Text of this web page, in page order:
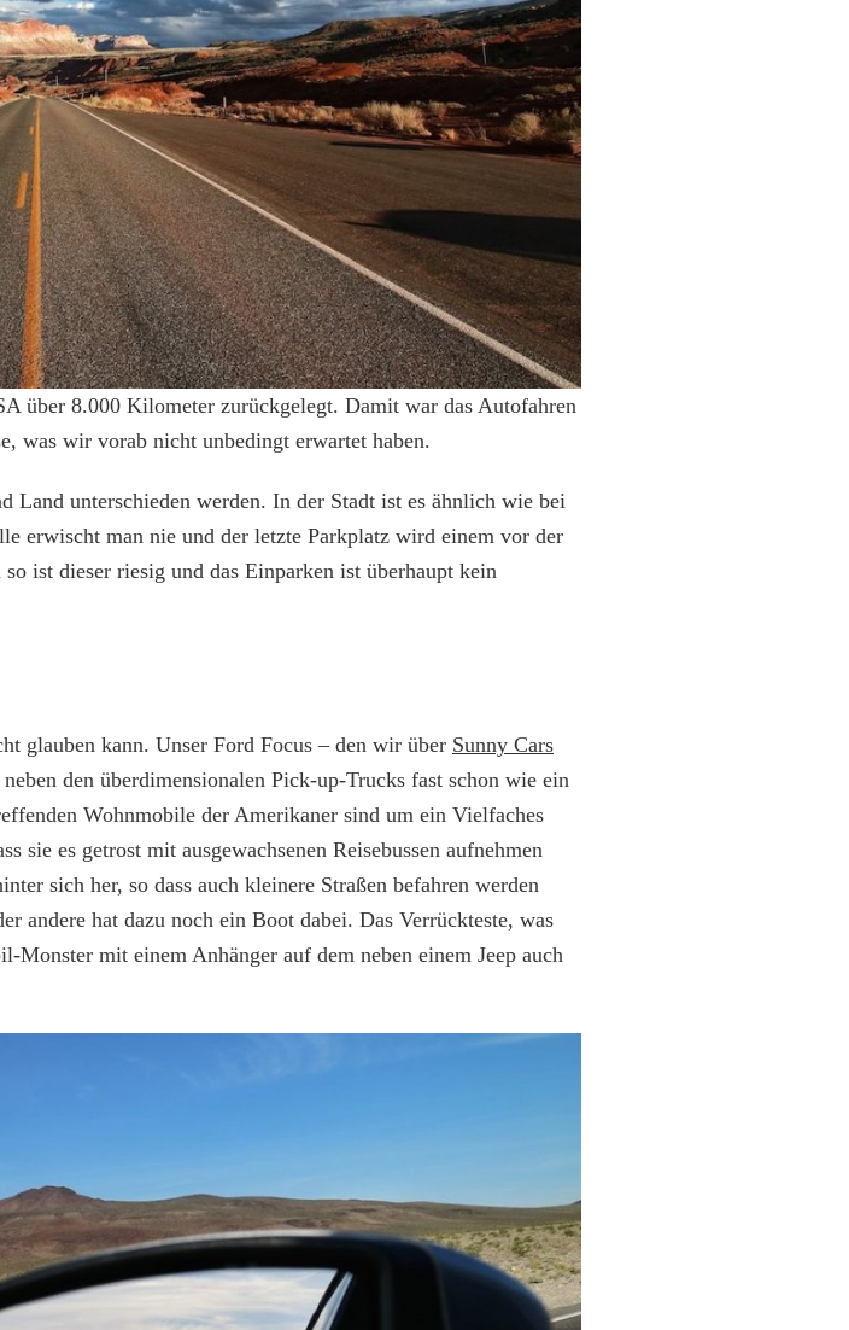
über 8.000 Kilometer zurückgelegt. Damit war das Autofahren
was wir vorab nicht unbedingt erwartet haben.
Land unterschieden werden. In der Stadt ist es ähnlich wie bei
erwischt man nie und der letzte Parkplatz wird einem vor der
ist dieser riesig und das Einparken ist überhaupt kein
glauben kann. Unser Ford Focus – den wir über Sunny Cars
den überdimensionalen Pick-up-Trucks fast schon wie ein
Wohnmobile der Amerikaner sind um ein Vielfaches
sie es getrost mit ausgewachsenen Reisebussen aufnehmen
sich her, so dass auch kleinere Straßen befahren werden
andere hat dazu noch ein Boot dabei. Das Verrückteste, was
Monster mit einem Anhänger auf dem neben einem Jeep auch